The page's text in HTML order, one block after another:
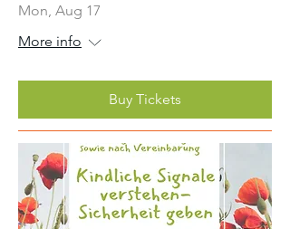
Mon, Aug 17
More info
Buy Tickets